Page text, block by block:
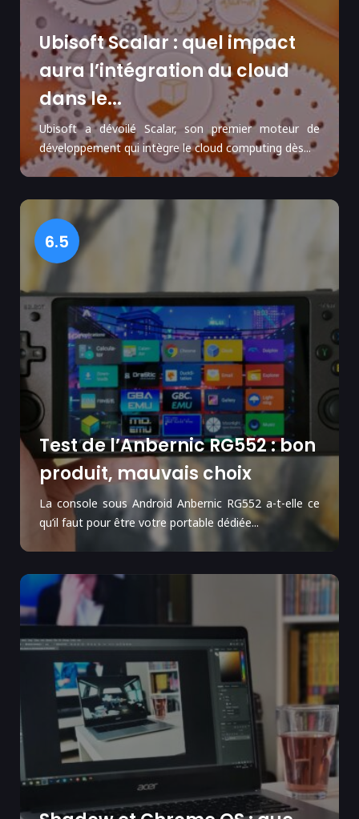
Ubisoft Scalar : quel impact
aura l’intégration du cloud
dans le...
Ubisoft a dévoilé Scalar, son premier moteur de
développement qui intègre le cloud computing dès...
6.5
Test de l’Anbernic RG552 : bon
produit, mauvais choix
La console sous Android Anbernic RG552 a-t-elle ce
qu’il faut pour être votre portable dédiée...